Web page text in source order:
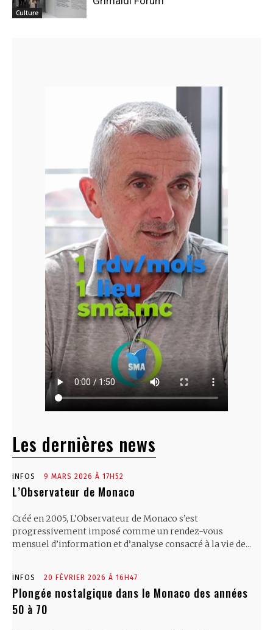
Culture
Les dernières news
INFOS 9 MARS 2026 À 17H52
L’Observateur de Monaco
Créé en 2005, L’Observateur de Monaco s’est
progressivement imposé comme un rendez-vous
mensuel d’information et d’analyse consacré à la vie de...
INFOS 20 FÉVRIER 2026 À 16H47
Plongée nostalgique dans le Monaco des années
50 à 70